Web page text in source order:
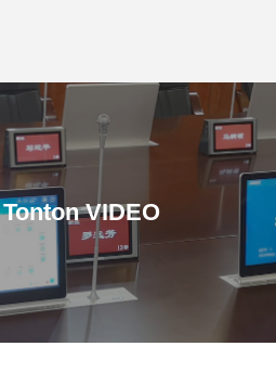
Tonton VIDEO